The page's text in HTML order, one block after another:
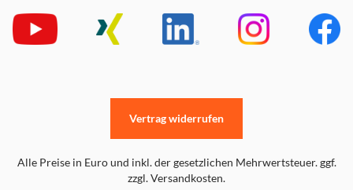
Alle Preise in Euro und inkl. der gesetzlichen Mehrwertsteuer. ggf.
zzgl. Versandkosten.
Vertrag widerrufen